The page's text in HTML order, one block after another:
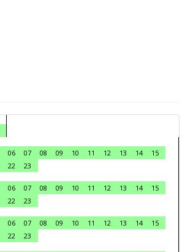
06 07 08 09 10 11 12 13 14
15
22
23
06 07 08 09 10 11 12 13 14
15
22
23
06 07 08 09 10 11 12 13 14
15
22
23